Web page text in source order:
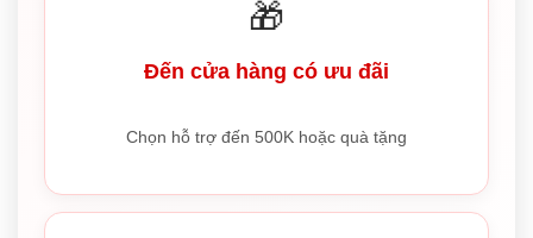
🎁
Đến cửa hàng có ưu đãi
Chọn hỗ trợ đến 500K hoặc quà tặng